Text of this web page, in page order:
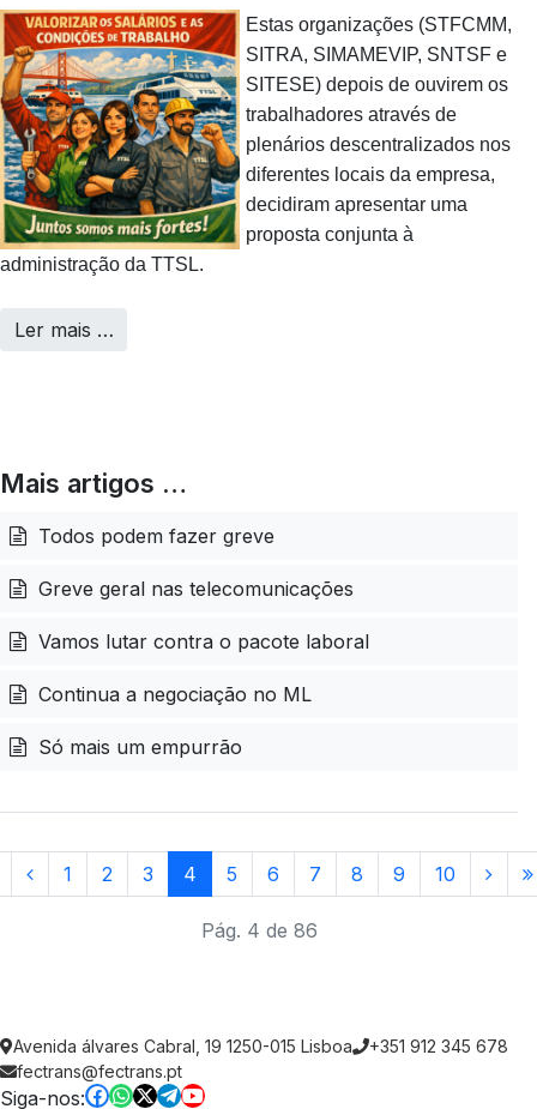
Estas organizações (STFCMM,
SITRA, SIMAMEVIP, SNTSF e
SITESE) depois de ouvirem os
trabalhadores através de
plenários descentralizados nos
diferentes locais da empresa,
decidiram apresentar uma
proposta conjunta à
administração da TTSL.
Ler mais …
Mais artigos …
Todos podem fazer greve
Greve geral nas telecomunicações
Vamos lutar contra o pacote laboral
Continua a negociação no ML
Só mais um empurrão
1 2 3 4 5 6 7 8 9 10
Pág. 4 de 86
Avenida álvares Cabral, 19 1250-015 Lisboa
+351 912 345 678
fectrans@fectrans.pt
Siga-nos: